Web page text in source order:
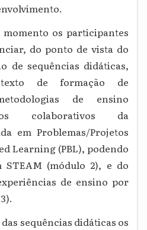
momento os participantes
do ponto de vista do
de sequências didáticas,
de formação de
de ensino
colaborativos da
em Problemas/Projetos
Learning (PBL), podendo
(módulo 2), e do
de ensino por
sequências didáticas os